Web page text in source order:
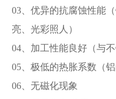
03、优异的抗腐蚀性能
亮、光彩照人）
04、加工性能良好（与
05、极低的热胀系数（铝
06、无磁化现象